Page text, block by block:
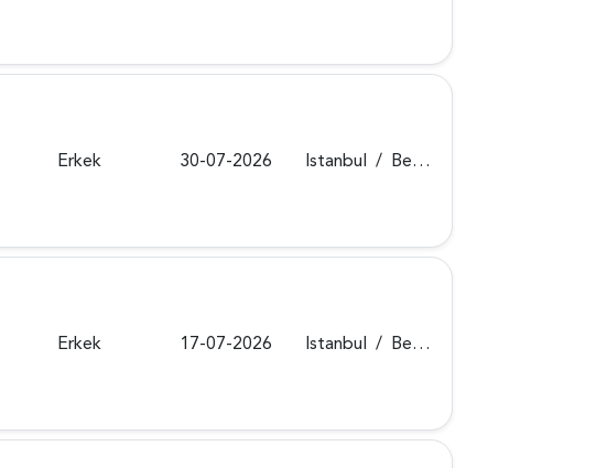
Erkek 30-07-2026 Istanbul / Beykoz
Erkek 17-07-2026 Istanbul / Beykoz